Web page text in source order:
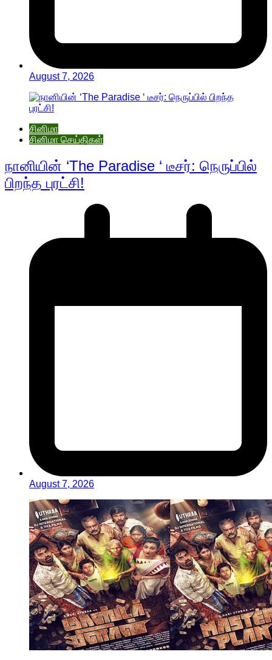
August 7, 2026
சினிமா
சினிமா செய்திகள்
நானியின் ‘The Paradise ‘ டீசர்: நெருப்பில்
பிறந்த புரட்சி!
August 7, 2026